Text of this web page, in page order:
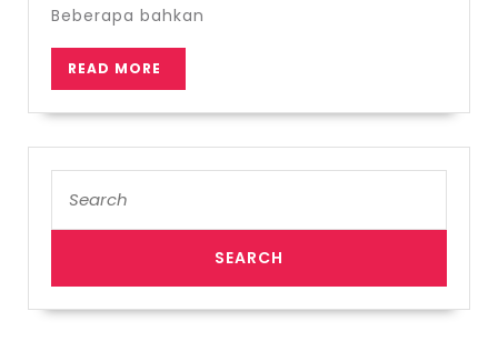
Beberapa bahkan
READ MORE
MORE
for: